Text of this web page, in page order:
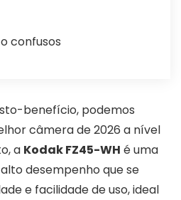
confusos
benefício, podemos
câmera de 2026 a nível
a Kodak FZ45-WH é uma
desempenho que se
e facilidade de uso, ideal